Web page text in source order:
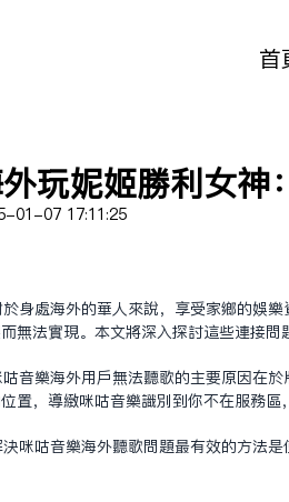
首
玩妮姬胜利女神
01-07 17:11:25
于身处海外的华人来说，享受家乡的娱
无法实现。本文将深入探讨这些连接
咕音乐海外用户无法听歌的主要原因在
置，导致咪咕音乐识别到你不在服务区
咪咕音乐海外听歌问题最有效的方法